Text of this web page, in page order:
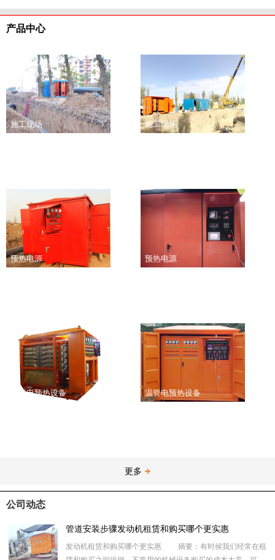
产品中心
施工现场 施工现场
预热电源 预热电源
温管电预热设备 温管电预热设备
更多
公司动态
管道安装步骤发动机租赁和购买哪个更实惠
发动机租赁和购买哪个更实惠 摘要：有时候我们经常在租